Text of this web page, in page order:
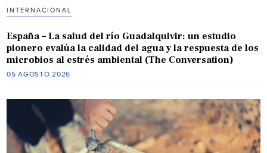
INTERNACIONAL
España – La salud del río Guadalquivir: un estudio
pionero evalúa la calidad del agua y la respuesta de los
microbios al estrés ambiental (The Conversation)
05 AGOSTO 2026